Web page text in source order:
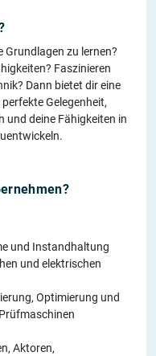
Grundlagen zu lernen?
Faszinieren
Dann bietet dir eine
Gelegenheit,
und deine Fähigkeiten in
und Instandhaltung
und elektrischen
Optimierung und
Aktoren,